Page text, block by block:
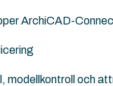
Types (.pln, .pla, .tpl
ArchiCAD-
modellkontroll och